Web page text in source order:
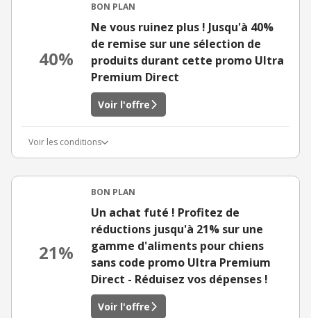
40%
BON PLAN
Ne vous ruinez plus ! Jusqu'à 40%
de remise sur une sélection de
produits durant cette promo Ultra
Premium Direct
Voir l'offre
Voir les conditions
21%
BON PLAN
Un achat futé ! Profitez de
réductions jusqu'à 21% sur une
gamme d'aliments pour chiens
sans code promo Ultra Premium
Direct - Réduisez vos dépenses !
Voir l'offre